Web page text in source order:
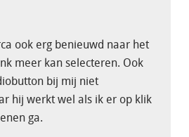
ook erg benieuwd naar het
meer kan selecteren. Ook
bij mij niet
hij werkt wel als ik er op klik
ga.